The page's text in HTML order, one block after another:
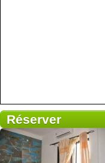
Réserver